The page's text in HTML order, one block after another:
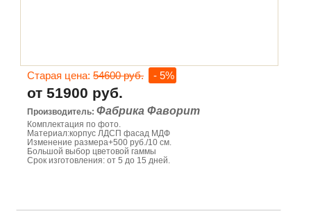
Старая цена: 54600 руб. - 5%
от 51900 руб.
Производитель: Фабрика Фаворит
Комплектация по фото.
Материал:корпус ЛДСП фасад МДФ
Изменение размера+500 руб./10 см.
Большой выбор цветовой гаммы
Срок изготовления: от 5 до 15 дней.